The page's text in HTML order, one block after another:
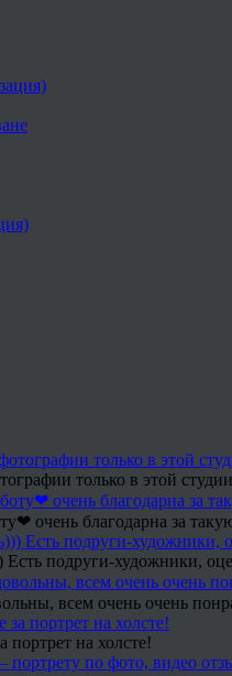
только в этой
очень благодарна за
Есть подруги-художники,
всем очень очень
портрет на холсте!